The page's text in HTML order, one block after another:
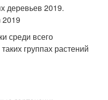
среди всего
группах растений